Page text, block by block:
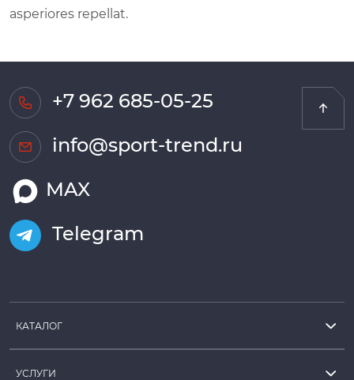
asperiores repellat.
+7 962 685-05-25
info@sport-trend.ru
MAX
Telegram
КАТАЛОГ
УСЛУГИ